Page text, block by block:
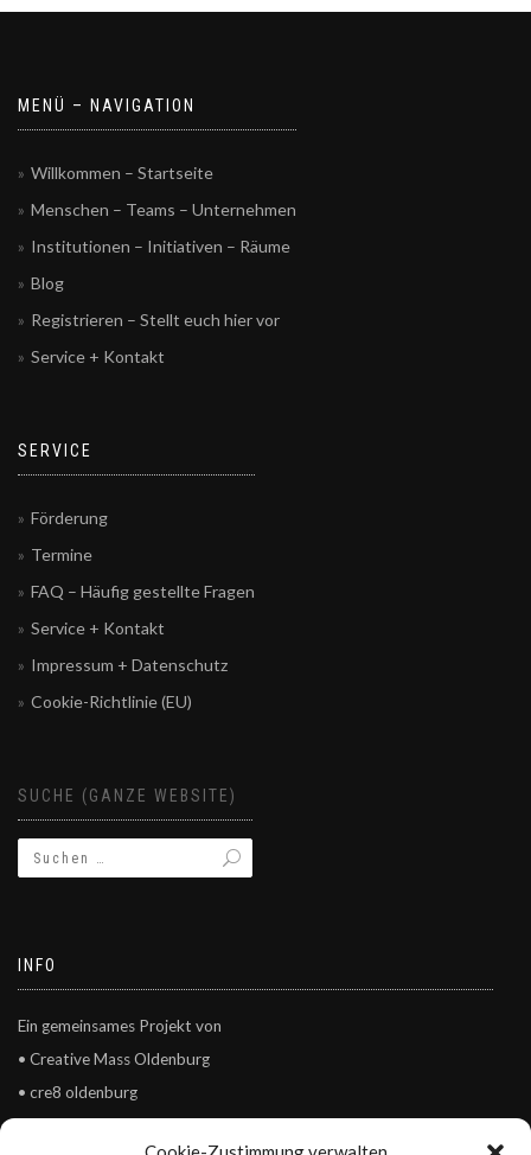
MENÜ – NAVIGATION
Willkommen – Startseite
Menschen – Teams – Unternehmen
Institutionen – Initiativen – Räume
Blog
Registrieren – Stellt euch hier vor
Service + Kontakt
SERVICE
Förderung
Termine
FAQ – Häufig gestellte Fragen
Service + Kontakt
Impressum + Datenschutz
Cookie-Richtlinie (EU)
SUCHE (GANZE WEBSITE)
INFO
Ein gemeinsames Projekt von
• Creative Mass Oldenburg
• cre8 oldenburg